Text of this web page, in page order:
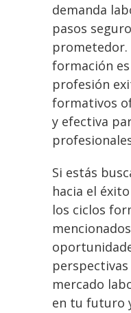
demanda
pasos
prometedor.
formación
profesión
formativos
y efectiva
Si estás
hacia el
los ciclos
mercado
en tu futuro